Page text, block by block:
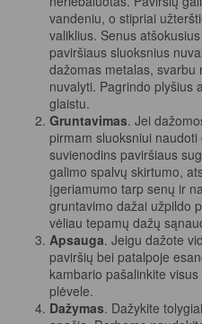
vandeniu, o stipriai
valiklius. Senus
paviršiaus sluoksnius
dažomas metalas, svarbu
nuvalyti. Pagrindo plyšius
glaistu.
Gruntavimas. Jei
pirmam sluoksniui
suvienodins paviršiaus
galimo spalvų skirtumo,
įgeriamumo tarp senų ir
gruntavimo dažai užpildo
vėliau tepamų dažų
Apsauga. Jeigu dažote
paviršių bei patalpoje
kambario pašalinkite
plėvele.
Dažymas. Dažykite